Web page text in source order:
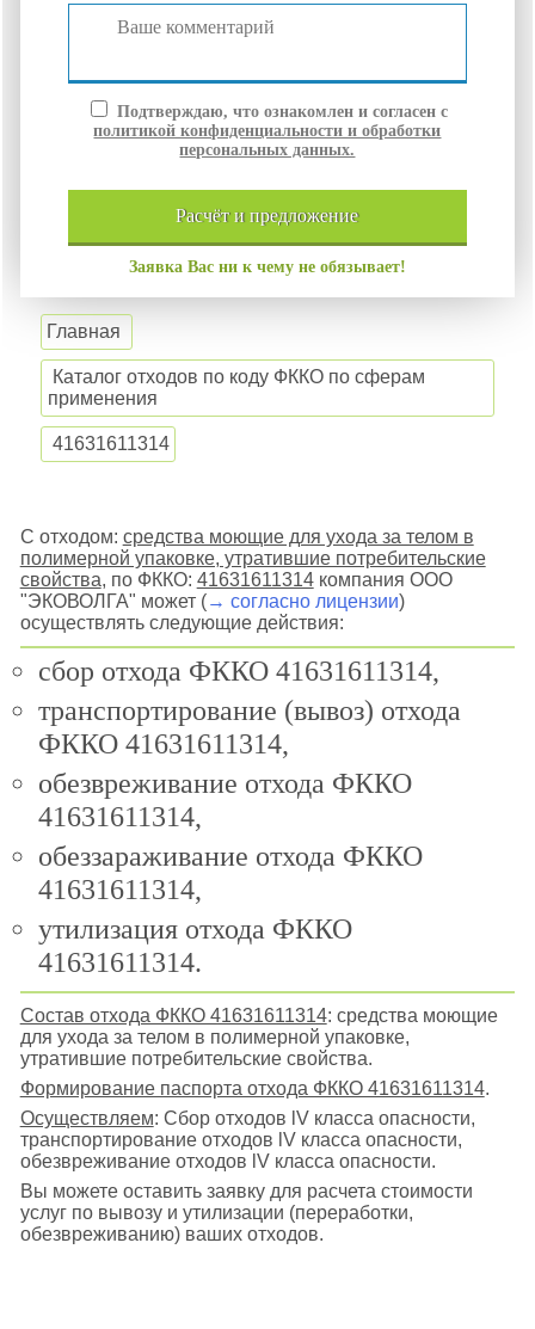
Подтверждаю, что ознакомлен и согласен с
политикой конфиденциальности и обработки
персональных данных.
расчёт ипредложение
Заявка Вас ни к чему не обязывает!
Главная
Каталог отходов по коду ФККО по сферам
применения
41631611314
С отходом: средства моющие для ухода за телом в
полимерной упаковке, утратившие потребительские
свойства, по ФККО: 41631611314компания ООО
"ЭКОВОЛГА" может (→ согласно лицензии)
осуществлять следующие действия:
сбор отхода ФККО 41631611314,
транспортирование (вывоз) отхода
ФККО 41631611314,
обезвреживание отхода ФККО
41631611314,
обеззараживание отхода ФККО
41631611314,
утилизация отхода ФККО
41631611314.
Состав отхода ФККО 41631611314: средства моющие
для ухода за телом в полимерной упаковке,
утратившие потребительские свойства.
Формирование паспорта отхода ФККО 41631611314.
Осуществляем: Сбор отходов lV класса опасности,
транспортирование отходов lV класса опасности,
обезвреживание отходов lV класса опасности.
Вы можете оставить заявку для расчета стоимости
услуг по вывозу и утилизации (переработки,
обезвреживанию) ваших отходов.